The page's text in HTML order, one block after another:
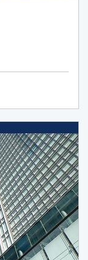
個人情
pdf/
州）に
pdf/
バシーガ
置を全